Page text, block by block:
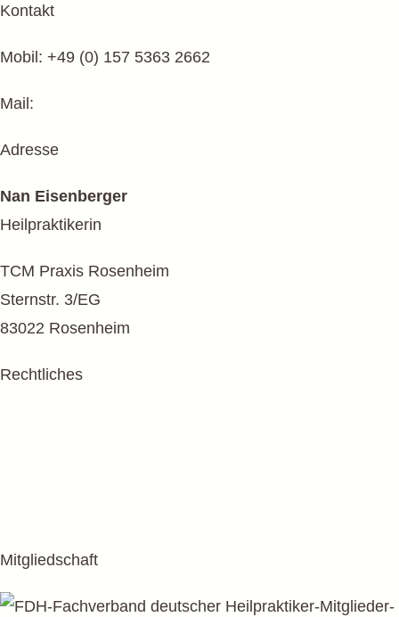
Kontakt
Mobil: +49 (0) 157 5363 2662
Mail:
Adresse
Nan Eisenberger
Heilpraktikerin
TCM Praxis Rosenheim
Sternstr. 3/EG
83022 Rosenheim
Rechtliches
Mitgliedschaft